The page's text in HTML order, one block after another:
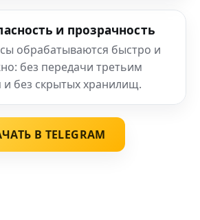
и прозрачность
обрабатываются быстро и
без передачи третьим
без скрытых хранилищ.
В TELEGRAM